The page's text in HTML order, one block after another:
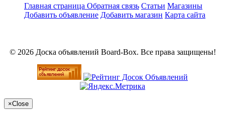
Главная страница Обратная связь Статьи Магазины
Добавить объявление Добавить магазин Карта сайта
© 2026 Доска объявлений Board-Box. Все права защищены!
×Close